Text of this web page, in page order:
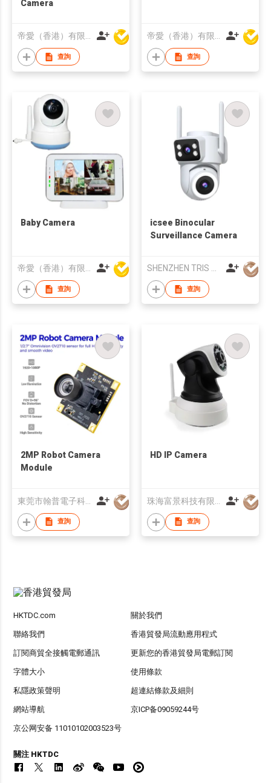
Camera
查詢 查詢
Baby Camera
帝愛（香港）有限公司
查詢
icsee Binocular
Surveillance Camera
SHENZHEN TRIS VISION TECHNOLOGY CO.,LTD
查詢
2MP Robot Camera
Module
東莞市翰普電子科技有限公司
查詢
HD IP Camera
查詢
HKTDC.com 關於我們
聯絡我們 香港貿發局流動應用程式
訂閱商貿全接觸電郵通訊 更新您的香港貿發局電郵訂閱
字體大小 使用條款
私隱政策聲明 超連結條款及細則
網站導航 京ICP备09059244号
京公网安备 11010102003523号
關注 HKTDC